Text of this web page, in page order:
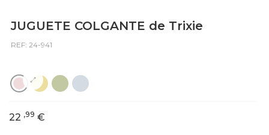
JUGUETE COLGANTE de Trixie
REF: 24-941
22 ,99 €